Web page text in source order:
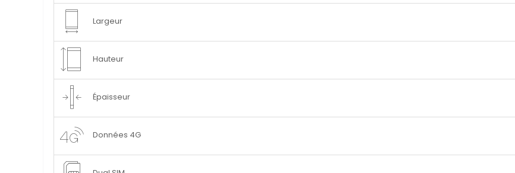
Largeur
Hauteur
Épaisseur
Données 4G